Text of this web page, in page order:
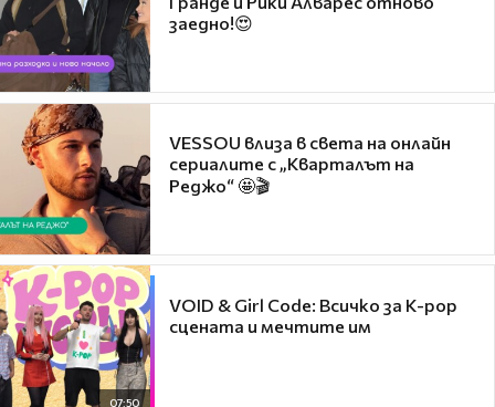
заедно!😍
VESSOU влиза в света на онлайн
сериалите с „Кварталът на
Реджо“ 🤩🎬
07:50
VOID & Girl Code: Всичко за K-pop
сцената и мечтите им